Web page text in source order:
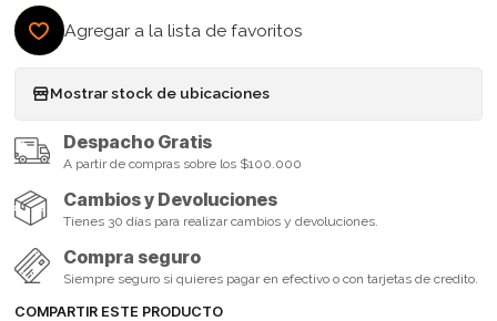
Agregar a la lista de favoritos
Mostrar stock de ubicaciones
Despacho Gratis
A partir de compras sobre los $100.000
Cambios y Devoluciones
Tienes 30 días para realizar cambios y devoluciones.
Compra seguro
Siempre seguro si quieres pagar en efectivo o con tarjetas de credito.
COMPARTIR ESTE PRODUCTO